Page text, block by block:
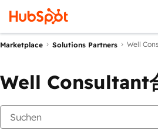
Marketplace Solutions Partners Well
Well Consultant